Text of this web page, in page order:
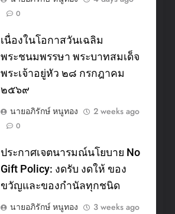
0
เนื่องในโอกาสวันเฉลิม
พระชนมพรรษา พระบาทสมเด็จ
พระเจ้าอยู่หัว ๒๘ กรกฎาคม
๒๕๖๙
นายอภิรักษ์ หนูทอง
2 weeks ago
0
ประกาศเจตนารมณ์นโยบาย No
Gift Policy: งดรับ งดให้ ของ
ขวัญและของกำนัลทุกชนิด
นายอภิรักษ์ หนูทอง
3 weeks ago